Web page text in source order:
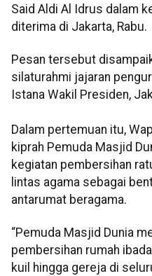
Said Aldi Al Idrus dalam
diterima di Jakarta, Rabu.
Pesan tersebut
silaturahmi jajaran
Istana Wakil Presiden,
Dalam pertemuan itu,
kiprah Pemuda Masjid
kegiatan pembersihan
lintas agama sebagai
antarumat beragama.
“Pemuda Masjid Dunia
pembersihan rumah
kuil hingga gereja di